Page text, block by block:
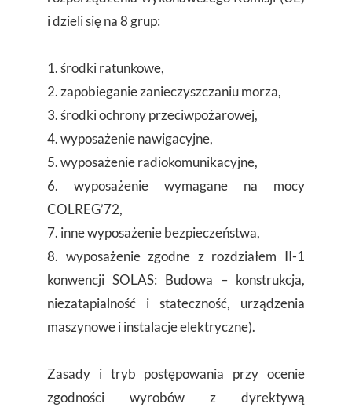
i dzieli się na 8 grup:
1. środki ratunkowe,
2. zapobieganie zanieczyszczaniu morza,
3. środki ochrony przeciwpożarowej,
4. wyposażenie nawigacyjne,
5. wyposażenie radiokomunikacyjne,
6. wyposażenie wymagane na mocy
COLREG’72,
7. inne wyposażenie bezpieczeństwa,
8. wyposażenie zgodne z rozdziałem II-1
konwencji SOLAS: Budowa – konstrukcja,
niezatapialność i stateczność, urządzenia
maszynowe i instalacje elektryczne).
Zasady i tryb postępowania przy ocenie
zgodności wyrobów z dyrektywą